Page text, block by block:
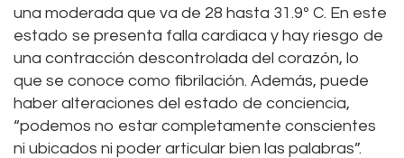
una moderada que va de 28 hasta 31.9º C. En este
estado se presenta falla cardiaca y hay riesgo de
una contracción descontrolada del corazón, lo
que se conoce como fibrilación. Además, puede
haber alteraciones del estado de conciencia,
“podemos no estar completamente conscientes
ni ubicados ni poder articular bien las palabras”.